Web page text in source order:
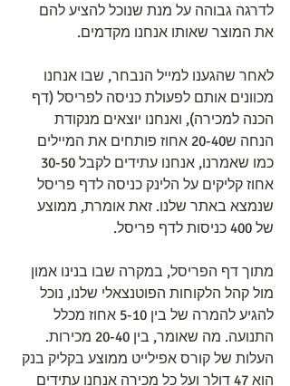
לדרגה גבוהה על מנת שנוכל להציע להם
את המוצר שאותו אנחנו מקדמים.
לאחר שהגענו למייל הנבחר, שבו אנחנו
מכוונים אותם לפעולת כניסה לפריסל (דף
הכנה למכירה), ואנחנו יוצאים מנקודת
הנחה ש20-40 אחוז פותחים את המיילים
אחוז קליקים על הלינק כניסה לדף פריסל
שנמצא באתר שלנו. זאת אומרת, ממוצע
של 400 כניסות לדף פריסל.
מתוך דף הפריסל, במקרה שבו בנינו אמון
מול קהל הלקוחות הפוטנצאלי שלנו, נוכל
להגיע להמרה של בין 5-10 אחוז מכלל
התנועה. מה שאומר, בין 20-40 מכירות.
העלות של קורס אפילייט ממוצע בקליק בנק
הוא 47 דולר ועל כל מכירה אנחנו עתידים